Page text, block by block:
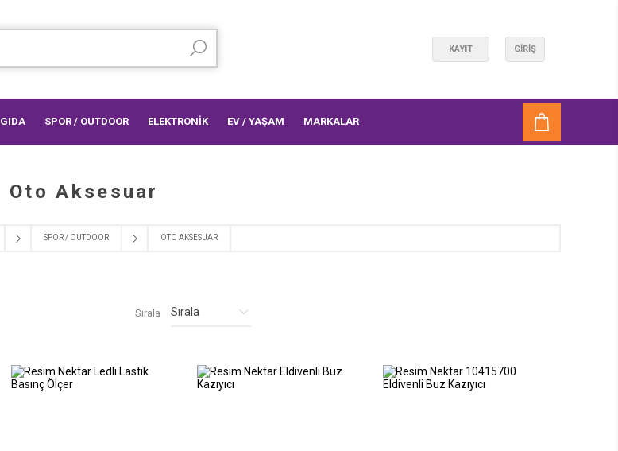
KAYIT GIRIŞ
GIDA SPOR / OUTDOOR ELEKTRONİK EV / YAŞAM MARKALAR
SPOR / OUTDOOR OTO AKSESUAR
Oto Aksesuar
Sırala